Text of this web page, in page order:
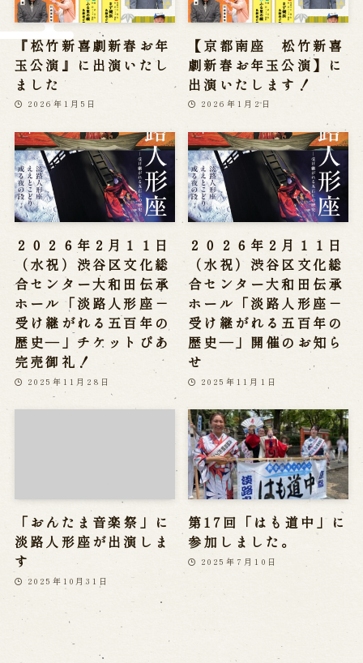
関連施設
通販サイトうずのくに
道の駅うずしお
うずの丘大鳴門橋記念館
『松竹新喜劇新春お年
玉公演』に出演いたし
ました
2026年1月5日
【京都南座 松竹新喜
劇新春お年玉公演】に
出演いたします！
2026年1月2日
２０２６年２月１１日
（水祝）渋谷区文化総
合センター大和田伝承
ホール「淡路人形座－
受け継がれる五百年の
歴史―」チケットぴあ
完売御礼！
2025年11月28日
２０２６年２月１１日
（水祝）渋谷区文化総
合センター大和田伝承
ホール「淡路人形座－
受け継がれる五百年の
歴史―」開催のお知ら
せ
2025年11月1日
「おんたま音楽祭」に
淡路人形座が出演しま
す
2025年10月31日
第17回「はも道中」に
参加しました。
2025年7月10日